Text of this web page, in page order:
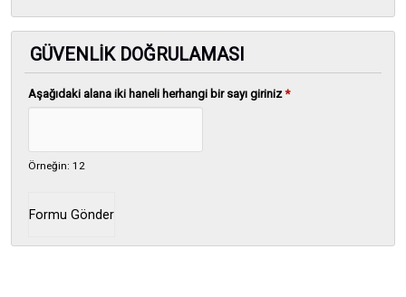
GÜVENLIK DOĞRULAMASI
Aşağıdaki alana iki haneli herhangi bir sayı giriniz*
Örneğin: 12